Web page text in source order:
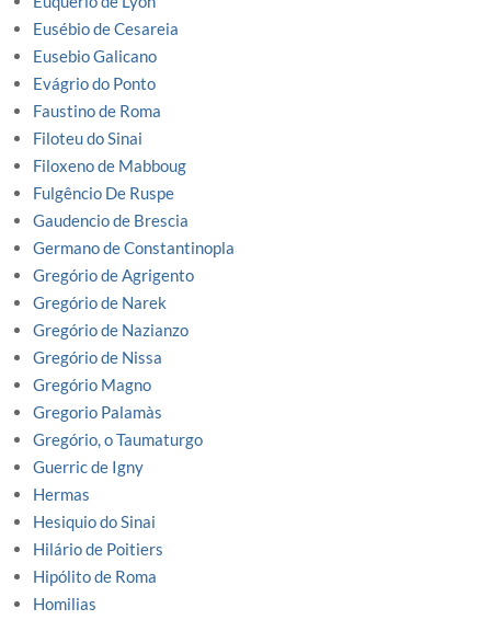
Eusébio de Cesareia
Eusebio Galicano
Evágrio do Ponto
Faustino de Roma
Filoteu do Sinai
Filoxeno de Mabboug
Fulgêncio De Ruspe
Gaudencio de Brescia
Germano de Constantinopla
Gregório de Agrigento
Gregório de Narek
Gregório de Nazianzo
Gregório de Nissa
Gregório Magno
Gregorio Palamàs
Gregório, o Taumaturgo
Guerric de Igny
Hermas
Hesiquio do Sinai
Hilário de Poitiers
Hipólito de Roma
Homilias